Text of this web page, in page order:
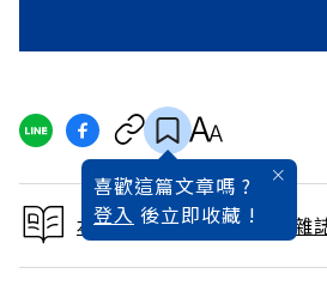
喜歡這篇文章嗎 ?
登入 後立即收藏 !
本文出自 2007 / 10月號雜